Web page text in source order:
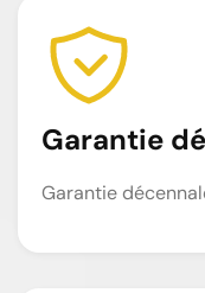
Garantie
Garantie